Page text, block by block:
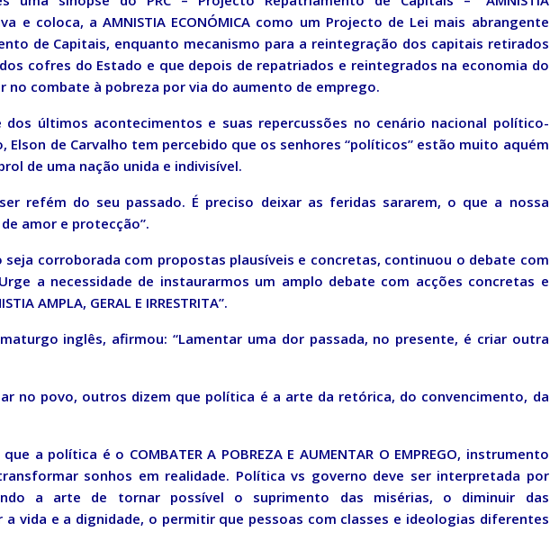
e coloca, a AMNISTIA ECONÓMICA como um Projecto de Lei mais abrangente
de Capitais, enquanto mecanismo para a reintegração dos capitais retirados
cofres do Estado e que depois de repatriados e reintegrados na economia do
no combate à pobreza por via do aumento de emprego.
dos últimos acontecimentos e suas repercussões no cenário nacional político-
Elson de Carvalho tem percebido que os senhores “políticos” estão muito aquém
de uma nação unida e indivisível.
refém do seu passado. É preciso deixar as feridas sararem, o que a nossa
amor e protecção”.
seja corroborada com propostas plausíveis e concretas, continuou o debate com
a necessidade de instaurarmos um amplo debate com acções concretas e
AMPLA, GERAL E IRRESTRITA”.
inglês, afirmou: “Lamentar uma dor passada, no presente, é criar outra
no povo, outros dizem que política é a arte da retórica, do convencimento, da
a política é o COMBATER A POBREZA E AUMENTAR O EMPREGO, instrumento
sonhos em realidade. Política vs governo deve ser interpretada por
a arte de tornar possível o suprimento das misérias, o diminuir das
a vida e a dignidade, o permitir que pessoas com classes e ideologias diferentes